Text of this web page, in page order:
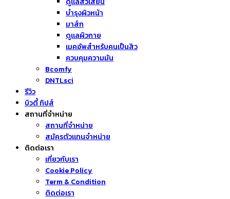
บำรุงผิวหน้า
มาส์ก
ดูแลผิวกาย
เมคอัพสำหรับคนเป็นสิว
ควบคุมความมัน
Bcomfy
DNTLsci
รีวิว
บิวตี้ ทิปส์
สถานที่จำหน่าย
สถานที่จำหน่าย
สมัครตัวแทนจำหน่าย
ติดต่อเรา
เกี่ยวกับเรา
Cookie Policy
Term & Condition
ติดต่อเรา